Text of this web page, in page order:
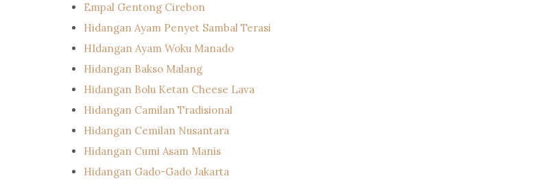
Empal Gentong Cirebon
Hidangan Ayam Penyet Sambal Terasi
HIdangan Ayam Woku Manado
Hidangan Bakso Malang
Hidangan Bolu Ketan Cheese Lava
Hidangan Camilan Tradisional
Hidangan Cemilan Nusantara
Hidangan Cumi Asam Manis
Hidangan Gado-Gado Jakarta